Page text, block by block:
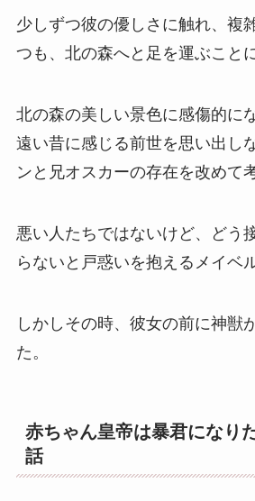
少しずつ彼の優しさに触れ、複
つも、北の森へと足を運ぶことに
北の森の美しい景色に感傷的に
遠い昔に感じる前世を思い出し
ンと兄オスカーの存在を改めて
悪い人たちではないけど、どう
らないと戸惑いを抱えるメイベル
しかしその時、彼女の前に神獣
た。
赤ちゃん皇帝は暴君になり
話